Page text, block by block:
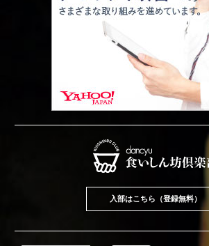
入部はこちら（登録無料）